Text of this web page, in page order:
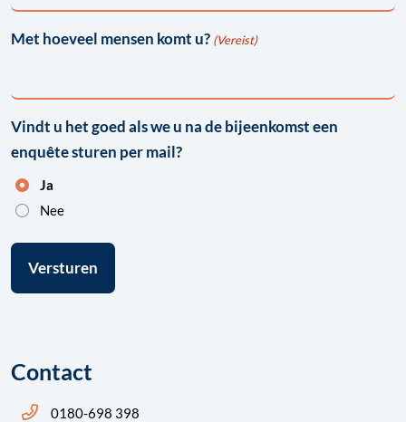
Met hoeveel mensen komt u? (Vereist)
Vindt u het goed als we u na de bijeenkomst een
enquête sturen per mail?
Ja
Nee
Contact
Bel ons: 14 0180
0180-698 398